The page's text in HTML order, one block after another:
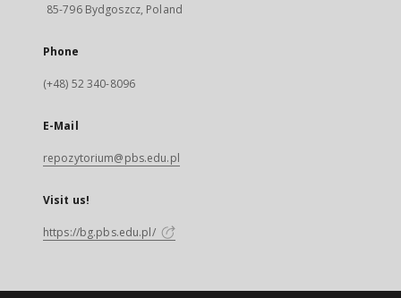
85-796 Bydgoszcz, Poland
Phone
(+48) 52 340-8096
E-Mail
repozytorium@pbs.edu.pl
Visit us!
https://bg.pbs.edu.pl/